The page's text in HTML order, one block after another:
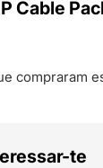
Cable
compraram
te